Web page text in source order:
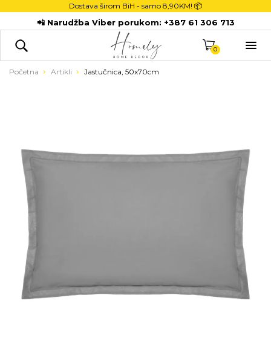
Dostava širom BiH - samo 8,90KM! 📦
📲 Narudžba Viber porukom: +387 61 306 713
0 
POČETNA
DEKORACIJE
KUHINJA
TEKSTIL
Početna Artikli Jastučnica, 50x70cm